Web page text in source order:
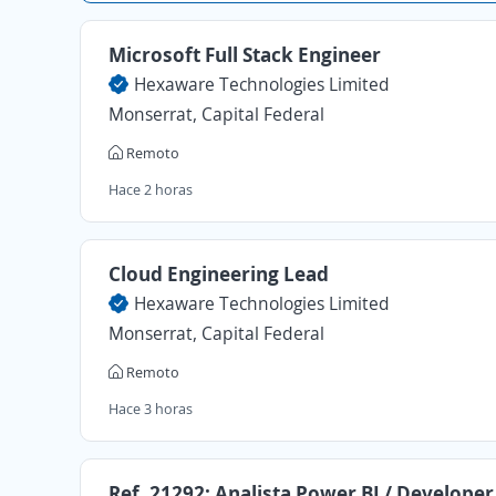
Microsoft Full Stack Engineer
Hexaware Technologies Limited
Monserrat, Capital Federal
Remoto
Hace 2 horas
Cloud Engineering Lead
Hexaware Technologies Limited
Monserrat, Capital Federal
Remoto
Hace 3 horas